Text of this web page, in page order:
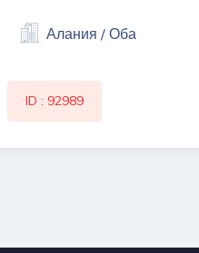
Алания / Оба
ID : 92989